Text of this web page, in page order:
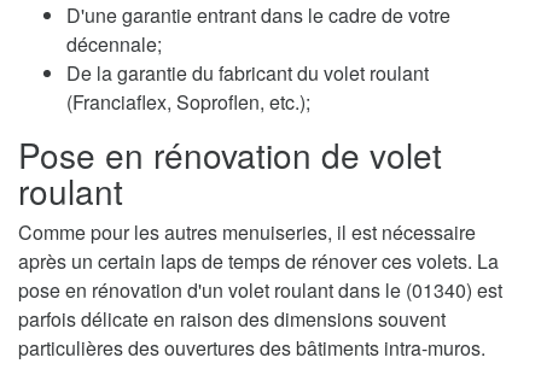
D'une garantie entrant dans le cadre de votre
décennale;
De la garantie du fabricant du volet roulant
(Franciaflex, Soproflen, etc.);
Pose en rénovation de volet
roulant
Comme pour les autres menuiseries, il est nécessaire
après un certain laps de temps de rénover ces volets. La
pose en rénovation d'un volet roulant dans le (01340) est
parfois délicate en raison des dimensions souvent
particulières des ouvertures des bâtiments intra-muros.